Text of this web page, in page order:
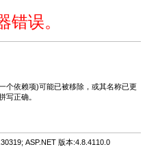
错误。
个依赖项)可能已被移除，或其名称已更
写正确。
ASP.NET 版本:4.8.4110.0